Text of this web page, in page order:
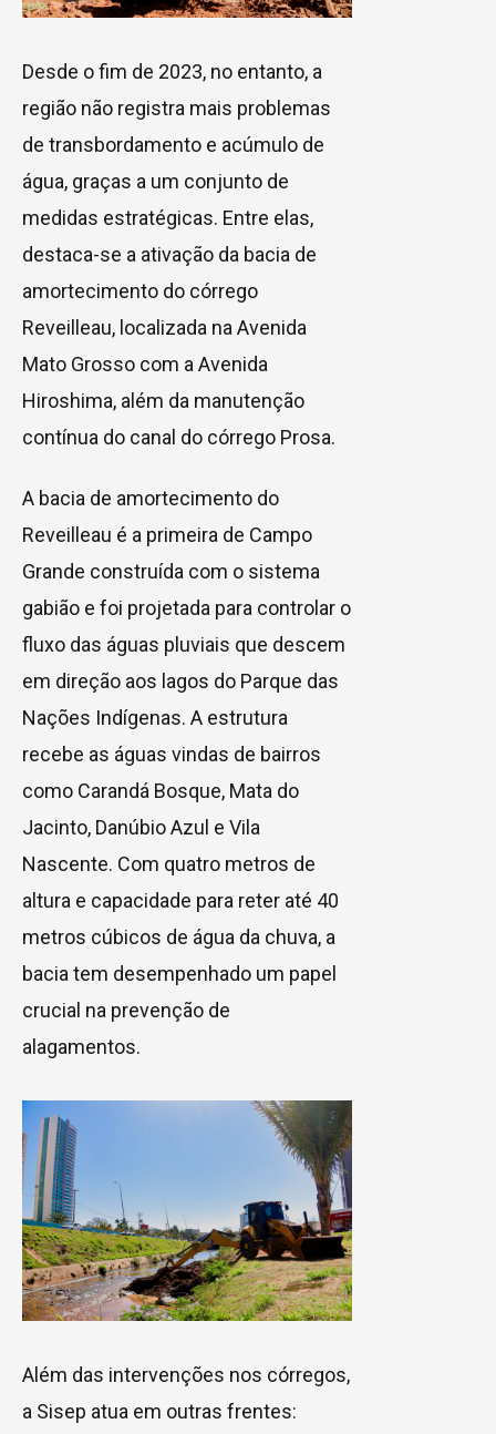
Desde o fim de 2023, no entanto, a
região não registra mais problemas
de transbordamento e acúmulo de
água, graças a um conjunto de
medidas estratégicas. Entre elas,
destaca-se a ativação da bacia de
amortecimento do córrego
Reveilleau, localizada na Avenida
Mato Grosso com a Avenida
Hiroshima, além da manutenção
contínua do canal do córrego Prosa.
A bacia de amortecimento do
Reveilleau é a primeira de Campo
Grande construída com o sistema
gabião e foi projetada para controlar o
fluxo das águas pluviais que descem
em direção aos lagos do Parque das
Nações Indígenas. A estrutura
recebe as águas vindas de bairros
como Carandá Bosque, Mata do
Jacinto, Danúbio Azul e Vila
Nascente. Com quatro metros de
altura e capacidade para reter até 40
metros cúbicos de água da chuva, a
bacia tem desempenhado um papel
crucial na prevenção de
alagamentos.
Além das intervenções nos córregos,
a Sisep atua em outras frentes: